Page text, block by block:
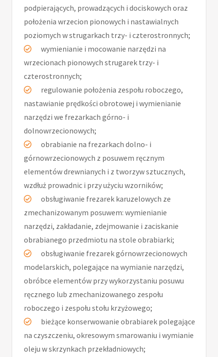
podpierających, prowadzących i dociskowych oraz
położenia wrzecion pionowych i nastawialnych
poziomych w strugarkach trzy- i czterostronnych;
wymienianie i mocowanie narzędzi na
wrzecionach pionowych strugarek trzy- i
czterostronnych;
regulowanie położenia zespołu roboczego,
nastawianie prędkości obrotowej i wymienianie
narzędzi we frezarkach górno- i
dolnowrzecionowych;
obrabianie na frezarkach dolno- i
górnowrzecionowych z posuwem ręcznym
elementów drewnianych i z tworzyw sztucznych,
wzdłuż prowadnic i przy użyciu wzorników;
obsługiwanie frezarek karuzelowych ze
zmechanizowanym posuwem: wymienianie
narzędzi, zakładanie, zdejmowanie i zaciskanie
obrabianego przedmiotu na stole obrabiarki;
obsługiwanie frezarek górnowrzecionowych
modelarskich, polegające na wymianie narzędzi,
obróbce elementów przy wykorzystaniu posuwu
ręcznego lub zmechanizowanego zespołu
roboczego i zespołu stołu krzyżowego;
bieżące konserwowanie obrabiarek polegające
na czyszczeniu, okresowym smarowaniu i wymianie
oleju w skrzynkach przekładniowych;